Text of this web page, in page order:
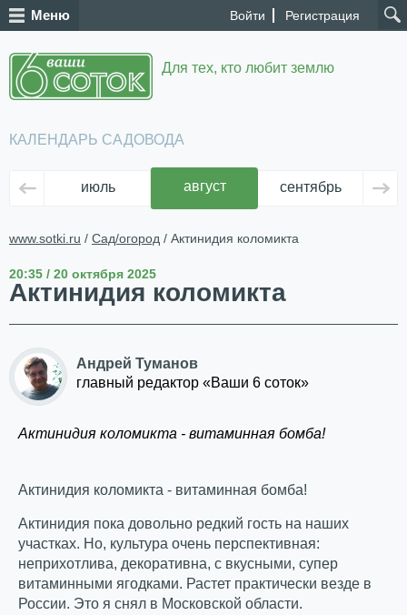
Войти Регистрация
Меню
Для тех, кто любит землю
КАЛЕНДАРЬ САДОВОДА
июль август сентябрь
www.sotki.ru / Сад/огород / Актинидия коломикта
20:35 / 20 октября 2025
Актинидия коломикта
Андрей Туманов
главный редактор «Ваши 6 соток»
Актинидия коломикта - витаминная бомба!
Актинидия коломикта - витаминная бомба!
Актинидия пока довольно редкий гость на наших
участках. Но, культура очень перспективная:
неприхотлива, декоративна, с вкусными, супер
витаминными ягодками. Растет практически везде в
России. Это я снял в Московской области.